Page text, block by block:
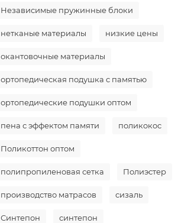
Независимые пружинные блоки
нетканые материалы низкие цены
окантовочные материалы
ортопедическая подушка с памятью
ортопедические подушки оптом
пена с эффектом памяти поликокос
Поликоттон оптом
полипропиленовая сетка Полиэстер
производство матрасов сизаль
Синтепон синтепон